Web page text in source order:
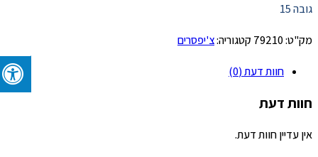
גובה 15
מק"ט:79210קטגוריה:צ'יפסרים
חוות דעת (0)
חוות דעת
אין עדיין חוות דעת.